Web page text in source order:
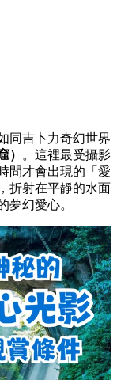
同吉卜力奇幻世界
）
。這裡最受攝影
間才會出現的「愛
折射在平靜的水面
夢幻愛心。